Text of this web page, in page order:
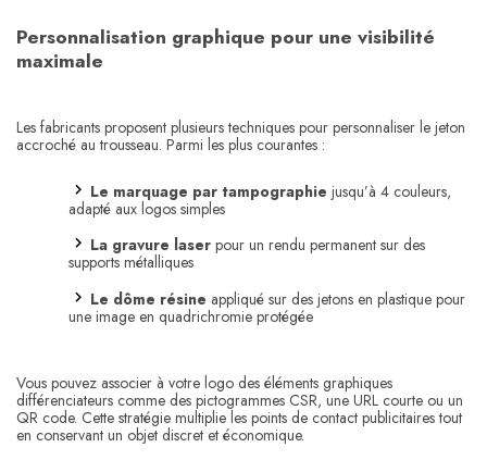
Personnalisation graphique pour une visibilité
maximale
Les fabricants proposent plusieurs techniques pour personnaliser le jeton
accroché au trousseau. Parmi les plus courantes :
Le marquage par tampographie jusqu’à 4 couleurs,
adapté aux logos simples
La gravure laser pour un rendu permanent sur des
supports métalliques
Le dôme résine appliqué sur des jetons en plastique pour
une image en quadrichromie protégée
Vous pouvez associer à votre logo des éléments graphiques
différenciateurs comme des pictogrammes CSR, une URL courte ou un
QR code. Cette stratégie multiplie les points de contact publicitaires tout
en conservant un objet discret et économique.